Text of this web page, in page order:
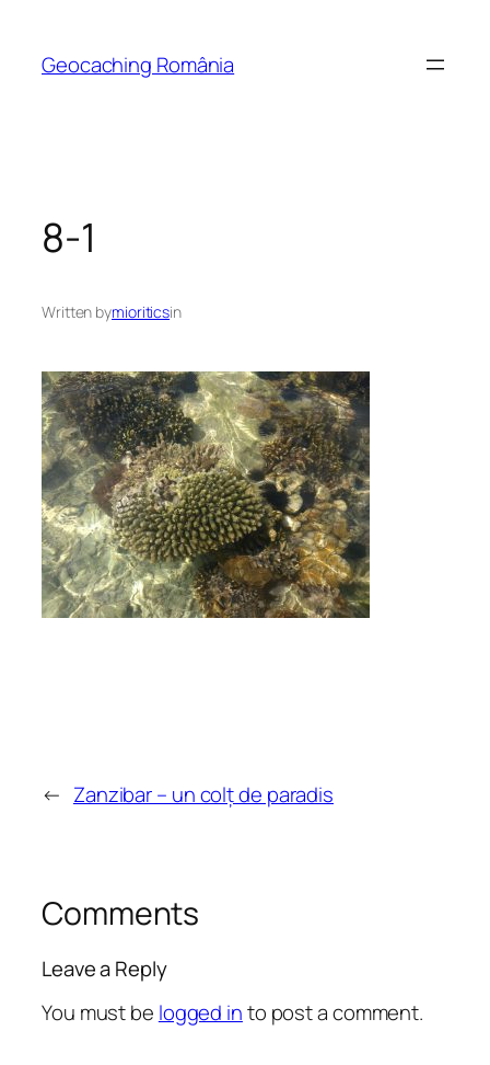
content
Geocaching România
8-1
Written bymioriticsin
← Zanzibar – un colț de paradis
Comments
Leave a Reply
You must be logged into post a comment.